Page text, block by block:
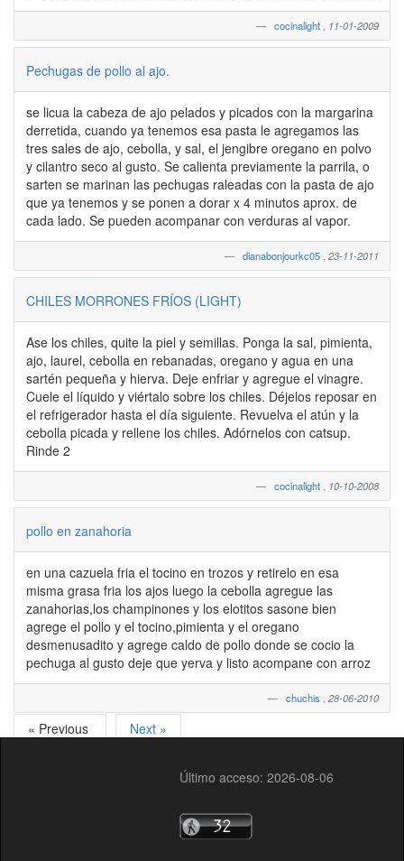
cocinalight 11-01-2009
Pechugas de pollo al ajo.
se licua la cabeza de ajo pelados y picados con la margarina
derretida, cuando ya tenemos esa pasta le agregamos las
tres sales de ajo, cebolla, y sal, el jengibre oregano en polvo
y cilantro seco al gusto. Se calienta previamente la parrila, o
sarten se marinan las pechugas raleadas con la pasta de ajo
que ya tenemos y se ponen a dorar x 4 minutos aprox. de
cada lado. Se pueden acompanar con verduras al vapor.
dianabonjourkc05 23-11-2011
CHILES MORRONES FRÍOS (LIGHT)
Ase los chiles, quite la piel y semillas. Ponga la sal, pimienta,
ajo, laurel, cebolla en rebanadas, oregano y agua en una
sartén pequeña y hierva. Deje enfriar y agregue el vinagre.
Cuele el líquido y viértalo sobre los chiles. Déjelos reposar en
el refrigerador hasta el día siguiente. Revuelva el atún y la
cebolla picada y rellene los chiles. Adórnelos con catsup.
Rinde 2
cocinalight 10-10-2008
pollo en zanahoria
en una cazuela fria el tocino en trozos y retirelo en esa
misma grasa fria los ajos luego la cebolla agregue las
zanahorias,los champinones y los elotitos sasone bien
agrege el pollo y el tocino,pimienta y el oregano
desmenusadito y agrege caldo de pollo donde se cocio la
pechuga al gusto deje que yerva y listo acompane con arroz
chuchis 28-06-2010
« Previous Next »
Último acceso: 2026-08-06